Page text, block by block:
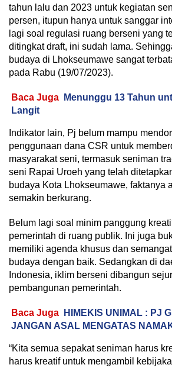
tahun lalu dan 2023 untuk kegiatan
persen, itupun hanya untuk sanggar
lagi soal regulasi ruang berseni yang
ditingkat draft, ini sudah lama.
budaya di Lhokseumawe sangat
pada Rabu (19/07/2023).
Baca Juga
Menunggu 13 Tahun
Langit
Indikator lain, Pj belum mampu
penggunaan dana CSR untuk
masyarakat seni, termasuk seniman
seni Rapai Uroeh yang telah
budaya Kota Lhokseumawe, faktanya
semakin berkurang.
Belum lagi soal minim panggung
pemerintah di ruang publik. Ini juga
memiliki agenda khusus dan
budaya dengan baik. Sedangkan di
Indonesia, iklim berseni dibangun
pembangunan pemerintah.
Baca Juga
HIMEKIS UNIMAL : PJ
JANGAN ASAL MENGATAS
“Kita semua sepakat seniman harus
harus kreatif untuk mengambil